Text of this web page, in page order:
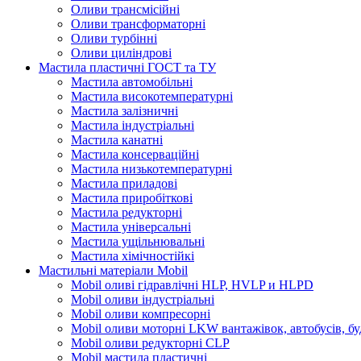
Оливи трансмісійні
Оливи трансформаторні
Оливи турбінні
Оливи циліндрові
Мастила пластичні ГОСТ та ТУ
Мастила автомобільні
Мастила високотемпературні
Мастила залізничні
Мастила індустріальні
Мастила канатні
Мастила консерваційні
Мастила низькотемпературні
Мастила приладові
Мастила приробіткові
Мастила редукторні
Мастила універсальні
Мастила ущільнювальні
Мастила хімічностійкі
Мастильні матеріали Mobil
Mobil оливі гідравлічні HLP, HVLP и HLPD
Mobil оливи індустріальні
Mobil оливи компресорні
Mobil оливи моторні LKW вантажівок, автобусів,
Mobil оливи редукторні CLP
Mobil мастила пластичні